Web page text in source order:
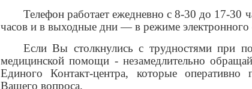
Телефон работает ежедневно с 8-30 до 17-30
часов и в выходные дни — в режиме электронного
Если Вы столкнулись с трудностями при
медицинской помощи - незамедлительно
Единого Контакт-центра, которые
Вашего вопроса.